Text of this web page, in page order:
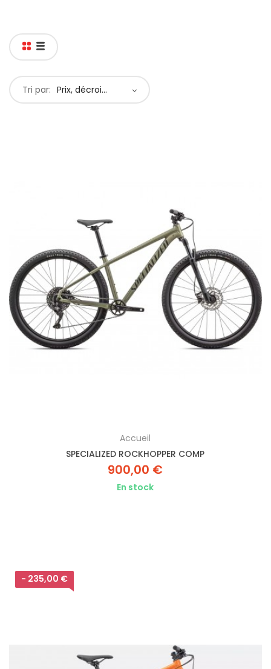
Tri par: Prix, décroissant
Accueil
SPECIALIZED ROCKHOPPER COMP
900,00 €
En stock
- 235,00 €